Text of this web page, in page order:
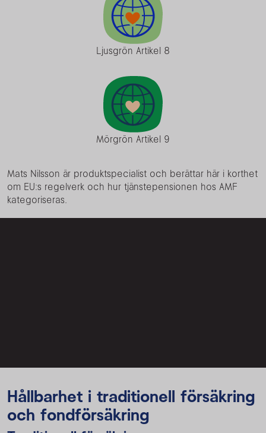
Ljusgrön Artikel 8
Mörgrön Artikel 9
Mats Nilsson är produktspecialist och berättar här i korthet
om EU:s regelverk och hur tjänstepensionen hos AMF
kategoriseras.
Hållbarhet i traditionell försäkring
och fondförsäkring